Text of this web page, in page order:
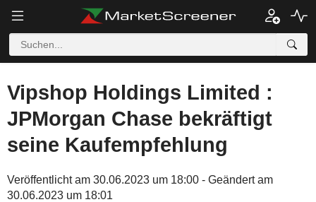
Vipshop Holdings Limited :
JPMorgan Chase bekräftigt
seine Kaufempfehlung
Veröffentlicht am 30.06.2023 um 18:00 - Geändert am
30.06.2023 um 18:01